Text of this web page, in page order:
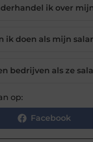
ik over
ik doen als mijn
bedrijven als ze
op:
Facebook